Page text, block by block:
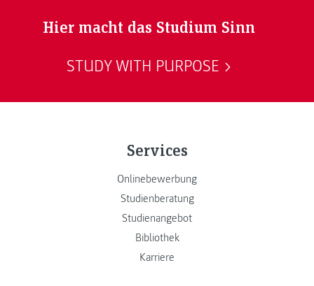
Hier macht das Studium Sinn
STUDY WITH PURPOSE
Services
Onlinebewerbung
Studienberatung
Studienangebot
Bibliothek
Karriere